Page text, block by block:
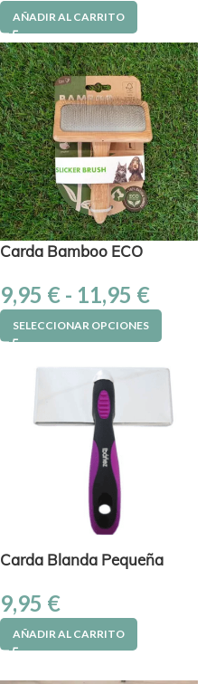
AÑADIR AL CARRITO
Carda Bamboo ECO
9,95 € - 11,95 €
SELECCIONAR OPCIONES
Carda Blanda Pequeña
9,95 €
AÑADIR AL CARRITO